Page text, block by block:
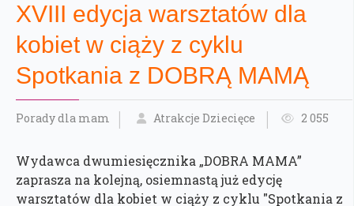
XVIII edycja warsztatów dla
kobiet w ciąży z cyklu
Spotkania z DOBRĄ MAMĄ
Porady dla mam Atrakcje Dziecięce 2 055
Wydawca dwumiesięcznika „DOBRA MAMA”
zaprasza na kolejną, osiemnastą już edycję
warsztatów dla kobiet w ciąży z cyklu "Spotkania z